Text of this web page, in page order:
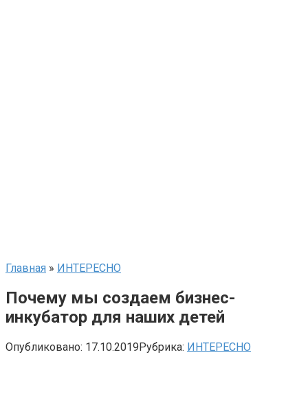
Главная » ИНТЕРЕСНО
Почему мы создаем бизнес-
инкубатор для наших детей
Опубликовано: 17.10.2019Рубрика: ИНТЕРЕСНО